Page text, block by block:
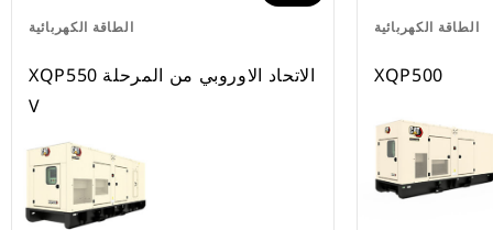
الطاقة الكهربائية
XQP550 الاتحاد الاوروبي من المرحلة
V
الطاقة الكهربائية
XQP500